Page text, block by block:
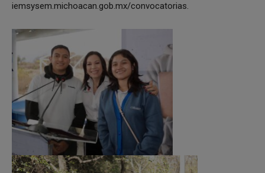
iemsysem.michoacan.gob.mx/convocatorias.